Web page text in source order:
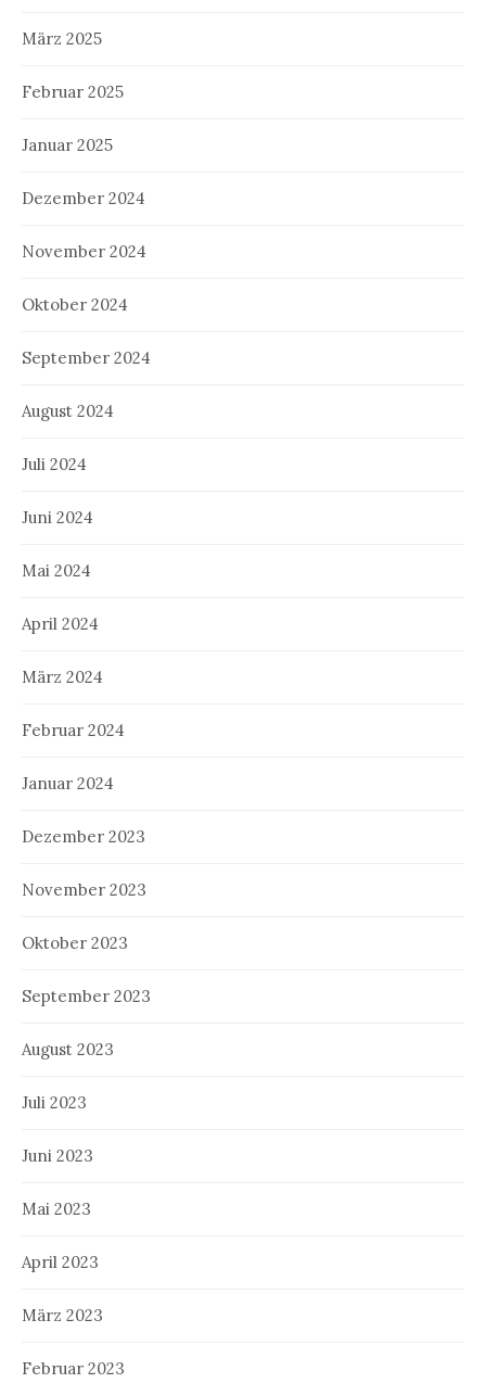
März 2025
Februar 2025
Januar 2025
Dezember 2024
November 2024
Oktober 2024
September 2024
August 2024
Juli 2024
Juni 2024
Mai 2024
April 2024
März 2024
Februar 2024
Januar 2024
Dezember 2023
November 2023
Oktober 2023
September 2023
August 2023
Juli 2023
Juni 2023
Mai 2023
April 2023
März 2023
Februar 2023